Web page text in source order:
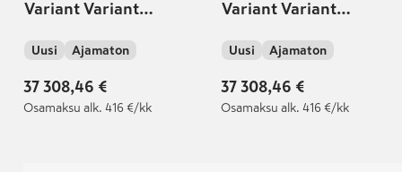
Variant Variant
85kW (MHEV) DSG-
automaatti
Uusi Ajamaton
37 308,46 €
Osamaksu alk. 416 €/kk
Variant Variant
85kW (MHEV) DSG-
automaatti
Uusi Ajamaton
37 308,46 €
Osamaksu alk. 416 €/kk